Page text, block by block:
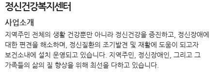
정신건강복지센터
사업소개
지역주민 전체의 생활 건강뿐만 아니라 정신건강을 증진하고, 정신장애에
대한 편견을 해소하며, 정신질환의 조기발견 및 재활에 도움이 되고자
보건소내에 설치 운영되고 있습니다. 지역주민, 정신장애인, 그리고 그
가족들의 삶의 질 향상을 위해 최선을 다하고 있습니다.